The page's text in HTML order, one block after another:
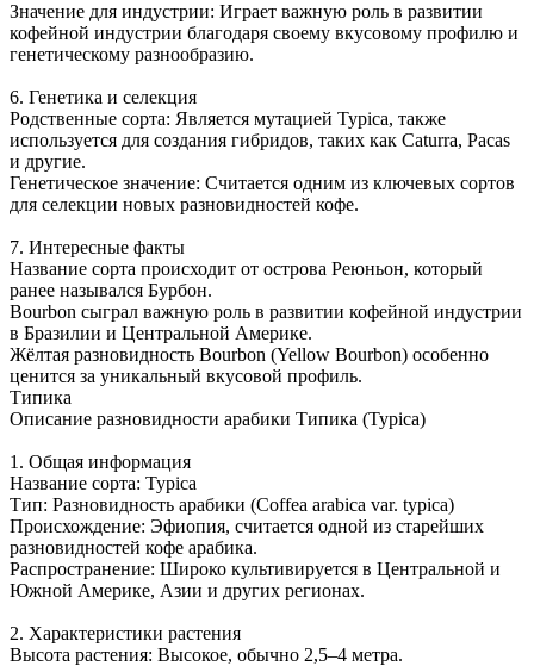
Значение для индустрии: Играет важную роль в развитии
кофейной индустрии благодаря своему вкусовому профилю и
генетическому разнообразию.
6. Генетика и селекция
Родственные сорта: Является мутацией Typica, также
используется для создания гибридов, таких как Caturra, Pacas
и другие.
Генетическое значение: Считается одним из ключевых сортов
для селекции новых разновидностей кофе.
7. Интересные факты
Название сорта происходит от острова Реюньон, который
ранее назывался Бурбон.
Bourbon сыграл важную роль в развитии кофейной индустрии
в Бразилии и Центральной Америке.
Жёлтая разновидность Bourbon (Yellow Bourbon) особенно
ценится за уникальный вкусовой профиль.
Типика
Описание разновидности арабики Типика (Typica)
1. Общая информация
Название сорта: Typica
Тип: Разновидность арабики (Coffea arabica var. typica)
Происхождение: Эфиопия, считается одной из старейших
разновидностей кофе арабика.
Распространение: Широко культивируется в Центральной и
Южной Америке, Азии и других регионах.
2. Характеристики растения
Высота растения: Высокое, обычно 2,5–4 метра.